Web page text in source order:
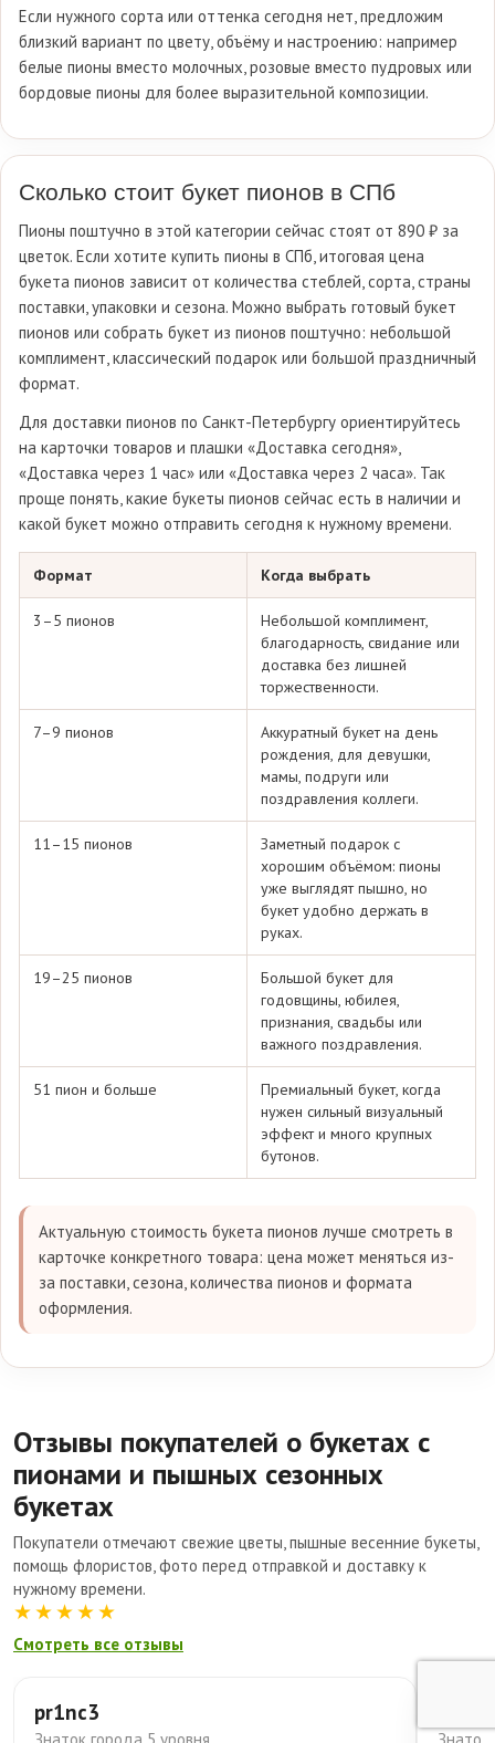
Если нужного сорта или оттенка сегодня нет, предложим
близкий вариант по цвету, объёму и настроению: например
белые пионы вместо молочных, розовые вместо пудровых или
бордовые пионы для более выразительной композиции.
Сколько стоит букет пионов в СПб
Пионы поштучно в этой категории сейчас стоят от 890 ₽ за
цветок. Если хотите купить пионы в СПб, итоговая цена
букета пионов зависит от количества стеблей, сорта, страны
поставки, упаковки и сезона. Можно выбрать готовый букет
пионов или собрать букет из пионов поштучно: небольшой
комплимент, классический подарок или большой праздничный
формат.
Для доставки пионов по Санкт-Петербургу ориентируйтесь
на карточки товаров и плашки «Доставка сегодня»,
«Доставка через 1 час» или «Доставка через 2 часа». Так
проще понять, какие букеты пионов сейчас есть в наличии и
какой букет можно отправить сегодня к нужному времени.
Формат Когда выбрать
3–5 пионов
Небольшой комплимент,
благодарность, свидание или
доставка без лишней
торжественности.
7–9 пионов
Аккуратный букет на день
рождения, для девушки,
мамы, подруги или
поздравления коллеги.
11–15 пионов
Заметный подарок с
хорошим объёмом: пионы
уже выглядят пышно, но
букет удобно держать в
руках.
19–25 пионов
Большой букет для
годовщины, юбилея,
признания, свадьбы или
важного поздравления.
51 пион и больше
Премиальный букет, когда
нужен сильный визуальный
эффект и много крупных
бутонов.
Актуальную стоимость букета пионов лучше смотреть в
карточке конкретного товара: цена может меняться из-
за поставки, сезона, количества пионов и формата
оформления.
Отзывы покупателей о букетах с
пионами и пышных сезонных
букетах
Покупатели отмечают свежие цветы, пышные весенние букеты,
помощь флористов, фото перед отправкой и доставку к
нужному времени.
★★★★★
Смотреть все отзывы
pr1nc3